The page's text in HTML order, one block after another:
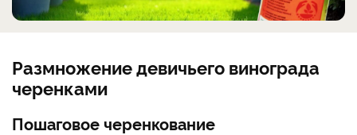
Размножение девичьего винограда
черенками
Пошаговое черенкование